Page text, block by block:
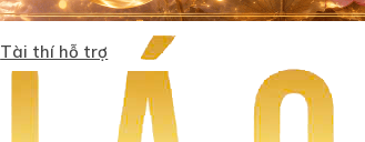
Tài thí hỗ trợ